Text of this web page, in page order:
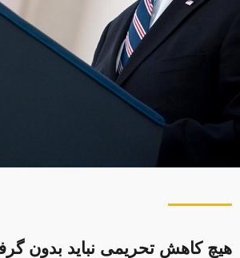
هیچ کاهش تحریمی نباید بدون